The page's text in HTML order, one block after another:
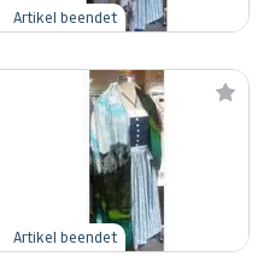
Artikel beendet
Artikel beendet